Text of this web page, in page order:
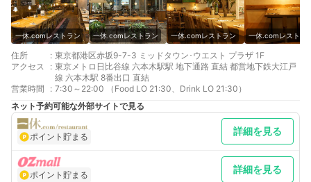
一休.comレストラン 一休.comレストラン 一休.comレストラン 一休.comレストラ
住所 : 東京都港区赤坂9-7-3 ミッドタウン･ウエスト プラザ 1F
アクセス
: 東京メトロ日比谷線 六本木駅駅 地下通路 直結 都営地下鉄大江戸
線 六本木駅 8番出口 直結
営業時間
: 7:30～22:00 （Food LO 21:30、Drink LO 21:30）
ネット予約可能な外部サイトで見る
ポイント貯まる 詳細を見る
ポイント貯まる 詳細を見る